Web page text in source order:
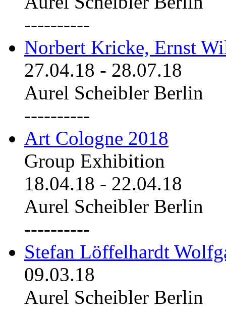
----------
Norbert Kricke, Ernst
27.04.18 - 28.07.18
Aurel Scheibler Berlin
----------
Art Cologne 2018
Group Exhibition
18.04.18 - 22.04.18
Aurel Scheibler Berlin
----------
Stefan Löffelhardt
09.03.18
Aurel Scheibler Berlin